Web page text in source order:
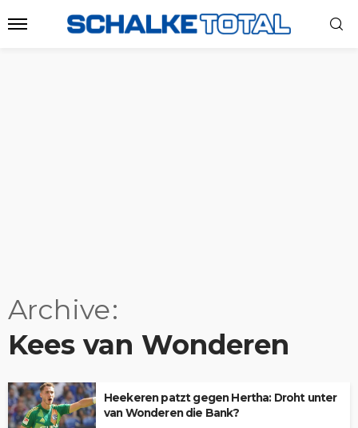
Archive
Kees van Wonderen
Heekeren patzt gegen Hertha: Droht unter
van Wonderen die Bank?